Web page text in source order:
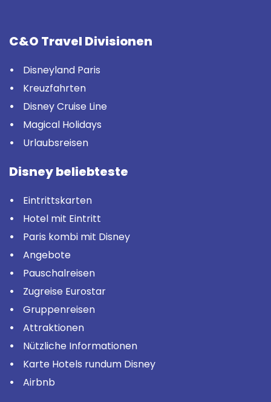
C&O Travel Divisionen
Disneyland Paris
Kreuzfahrten
Disney Cruise Line
Magical Holidays
Urlaubsreisen
Disney beliebteste
Eintrittskarten
Hotel mit Eintritt
Paris kombi mit Disney
Angebote
Pauschalreisen
Zugreise Eurostar
Gruppenreisen
Attraktionen
Nützliche Informationen
Karte Hotels rundum Disney
Airbnb